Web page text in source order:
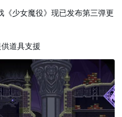
《少女魔役》现已发布第三弹更
道具支援